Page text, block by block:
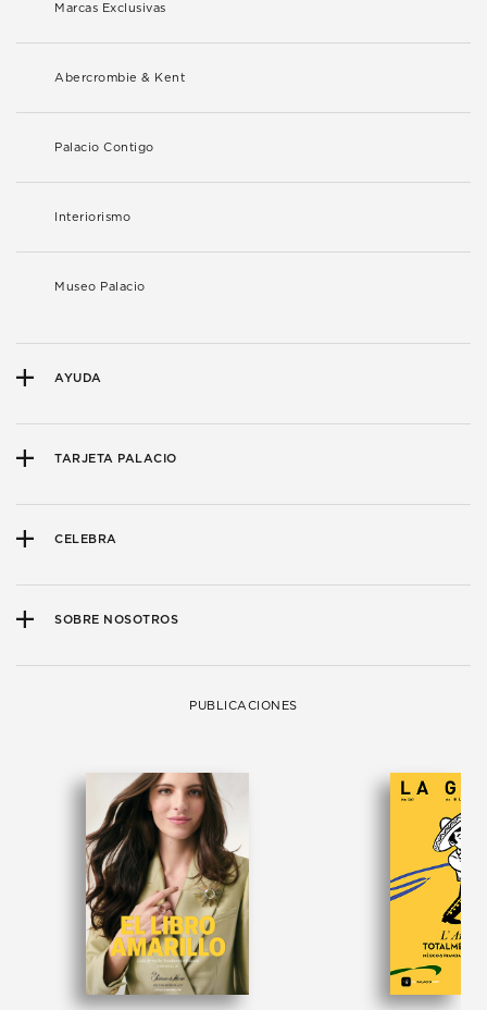
Marcas Exclusivas
Abercrombie & Kent
Palacio Contigo
Interiorismo
Museo Palacio
AYUDA
TARJETA PALACIO
CELEBRA
SOBRE NOSOTROS
PUBLICACIONES